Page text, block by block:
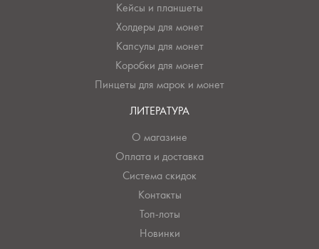
Кейсы и планшеты
Холдеры для монет
Капсулы для монет
Коробки для монет
Пинцеты для марок и монет
ЛИТЕРАТУРА
О магазине
Оплата и доставка
Система скидок
Контакты
Топ-лоты
Новинки